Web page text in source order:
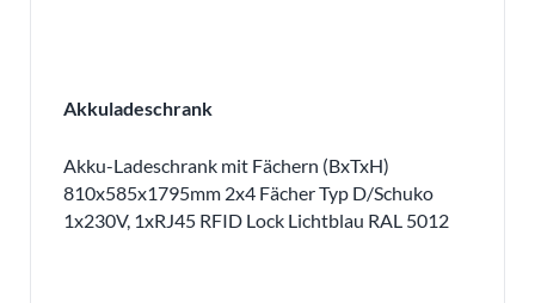
Akkuladeschrank
Akku-Ladeschrank mit Fächern (BxTxH)
810x585x1795mm 2x4 Fächer Typ D/Schuko
1x230V, 1xRJ45 RFID Lock Lichtblau RAL 5012